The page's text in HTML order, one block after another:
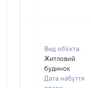
Вид об'єкта:
Житловий
будинок
Дата набуття